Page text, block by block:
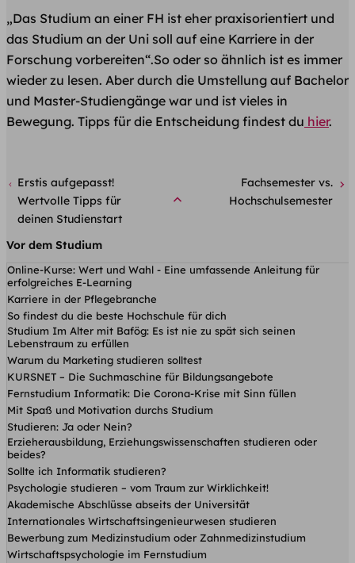
„Das Studium an einer FH ist eher praxisorientiert und
das Studium an der Uni soll auf eine Karriere in der
Forschung vorbereiten“.So oder so ähnlich ist es immer
wieder zu lesen. Aber durch die Umstellung auf Bachelor
und Master-Studiengänge war und ist vieles in
Bewegung. Tipps für die Entscheidung findest du hier.
Erstis aufgepasst!
Wertvolle Tipps für
deinen Studienstart
Fachsemester vs.
Hochschulsemester
Vor dem Studium
Online-Kurse: Wert und Wahl - Eine umfassende Anleitung für
erfolgreiches E-Learning
Karriere in der Pflegebranche
So findest du die beste Hochschule für dich
Studium Im Alter mit Bafög: Es ist nie zu spät sich seinen
Lebenstraum zu erfüllen
Warum du Marketing studieren solltest
KURSNET – Die Suchmaschine für Bildungsangebote
Fernstudium Informatik: Die Corona-Krise mit Sinn füllen
Mit Spaß und Motivation durchs Studium
Studieren: Ja oder Nein?
Erzieherausbildung, Erziehungswissenschaften studieren oder
beides?
Sollte ich Informatik studieren?
Psychologie studieren – vom Traum zur Wirklichkeit!
Akademische Abschlüsse abseits der Universität
Internationales Wirtschaftsingenieurwesen studieren
Bewerbung zum Medizinstudium oder Zahnmedizinstudium
Wirtschaftspsychologie im Fernstudium